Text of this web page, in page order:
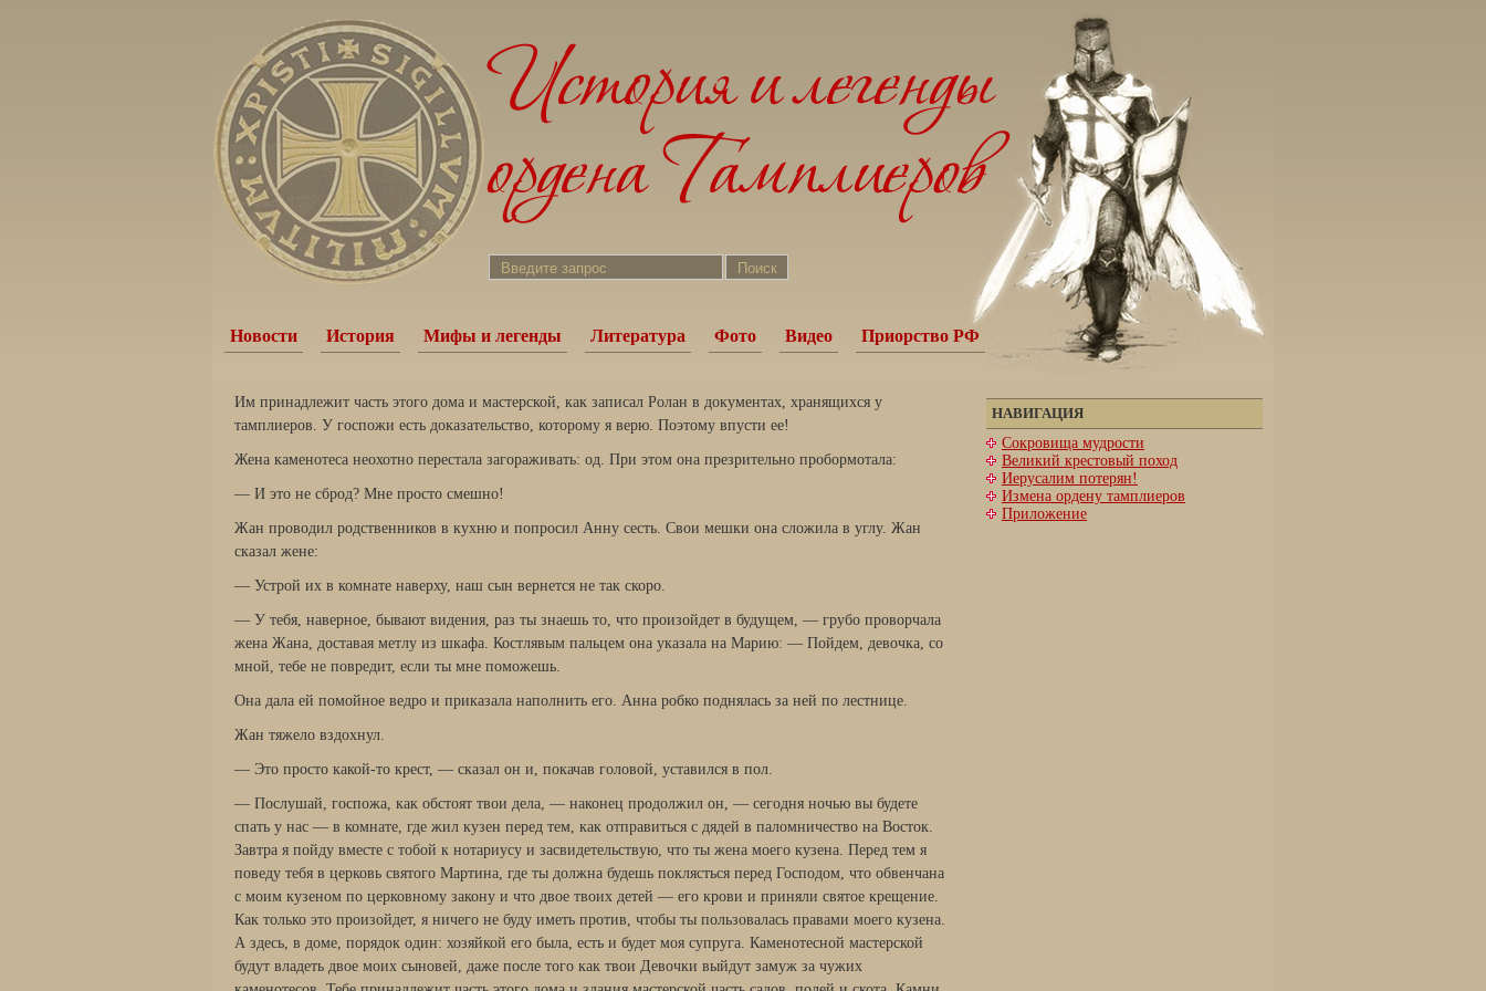
Новости История Мифы и легенды Литература Фото Видео Приорство РФ
Им принадлежит часть этого дома и мастерской, как записал Ролан в документах, хранящихся у
тамплиеров. У госпожи есть доказательство, которому я верю. Поэтому впусти ее!
Жена каменотеса неохотно перестала загораживать: од. При этом она презрительно пробормотала:
— И это не сброд? Мне просто смешно!
Жан проводил родственников в кухню и попросил Анну сесть. Свои мешки она сложила в углу. Жан
сказал жене:
— Устрой их в комнате наверху, наш сын вернется не так скоро.
— У тебя, наверное, бывают видения, раз ты знаешь то, что произойдет в будущем, — грубо проворчала
жена Жана, доставая метлу из шкафа. Костлявым пальцем она указала на Марию: — Пойдем, девочка, со
мной, тебе не повредит, если ты мне поможешь.
Она дала ей помойное ведро и приказала наполнить его. Анна робко поднялась за ней по лестнице.
Жан тяжело вздохнул.
— Это просто какой-то крест, — сказал он и, покачав головой, уставился в пол.
— Послушай, госпожа, как обстоят твои дела, — наконец продолжил он, — сегодня ночью вы будете
спать у нас — в комнате, где жил кузен перед тем, как отправиться с дядей в паломничество на Восток.
Завтра я пойду вместе с тобой к нотариусу и засвидетельствую, что ты жена моего кузена. Перед тем я
поведу тебя в церковь святого Мартина, где ты должна будешь поклясться перед Господом, что обвенчана
с моим кузеном по церковному закону и что двое твоих детей — его крови и приняли святое крещение.
Как только это произойдет, я ничего не буду иметь против, чтобы ты пользовалась правами моего кузена.
А здесь, в доме, порядок один: хозяйкой его была, есть и будет моя супруга. Каменотесной мастерской
будут владеть двое моих сыновей, даже после того как твои Девочки выйдут замуж за чужих
НАВИГАЦИЯ
Сокровища мудрости
Великий крестовый поход
Иерусалим потерян!
Измена ордену тамплиеров
Приложение